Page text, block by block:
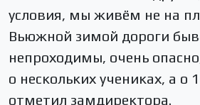
условия, мы живём не на
Вьюжной зимой дороги
непроходимы, очень
о нескольких учениках, а о
отметил замдиректора.